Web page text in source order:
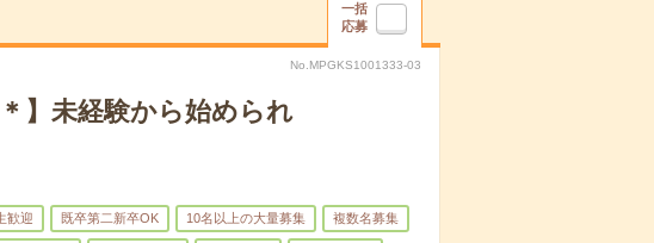
一括
応募
No.MPGKS1001333-03
】未経験から始められ
歓迎 既卒第二新卒OK 10名以上の大量募集 複数名募集